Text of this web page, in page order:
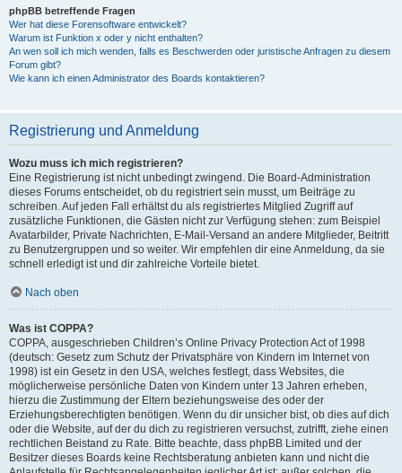
phpBB betreffende Fragen
Wer hat diese Forensoftware entwickelt?
Warum ist Funktion x oder y nicht enthalten?
An wen soll ich mich wenden, falls es Beschwerden oder juristische Anfragen zu diesem
Forum gibt?
Wie kann ich einen Administrator des Boards kontaktieren?
Registrierung und Anmeldung
Wozu muss ich mich registrieren?
Eine Registrierung ist nicht unbedingt zwingend. Die Board-Administration
dieses Forums entscheidet, ob du registriert sein musst, um Beiträge zu
schreiben. Auf jeden Fall erhältst du als registriertes Mitglied Zugriff auf
zusätzliche Funktionen, die Gästen nicht zur Verfügung stehen: zum Beispiel
Avatarbilder, Private Nachrichten, E-Mail-Versand an andere Mitglieder, Beitritt
zu Benutzergruppen und so weiter. Wir empfehlen dir eine Anmeldung, da sie
schnell erledigt ist und dir zahlreiche Vorteile bietet.
Nach oben
Was ist COPPA?
COPPA, ausgeschrieben Children’s Online Privacy Protection Act of 1998
(deutsch: Gesetz zum Schutz der Privatsphäre von Kindern im Internet von
1998) ist ein Gesetz in den USA, welches festlegt, dass Websites, die
möglicherweise persönliche Daten von Kindern unter 13 Jahren erheben,
hierzu die Zustimmung der Eltern beziehungsweise des oder der
Erziehungsberechtigten benötigen. Wenn du dir unsicher bist, ob dies auf dich
oder die Website, auf der du dich zu registrieren versuchst, zutrifft, ziehe einen
rechtlichen Beistand zu Rate. Bitte beachte, dass phpBB Limited und der
Besitzer dieses Boards keine Rechtsberatung anbieten kann und nicht die